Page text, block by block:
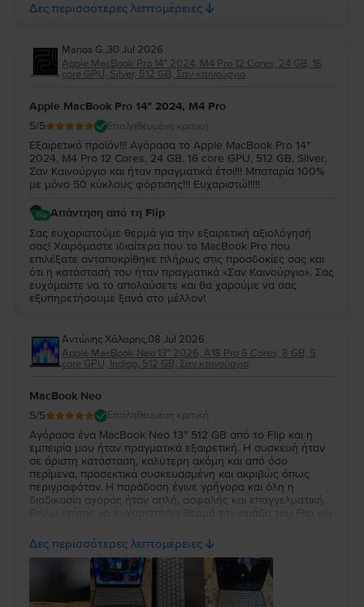
παράδοσης. Σας ευχαριστούμε για την εμπιστοσύνη σας και
ευχόμαστε να το χαρείτε!
Δες περισσότερες λεπτομέρειες
Manos G.,30 Jul 2026
Apple MacBook Pro 14″ 2024, M4 Pro 12 Cores, 24 GB, 16
core GPU, Silver, 512 GB, Σαν καινούργιο
Apple MacBook Pro 14″ 2024, M4 Pro
5/5 Επαληθευμένη κριτική
Εξαιρετικό προϊόν!!! Αγόρασα το Apple MacBook Pro 14″
2024, M4 Pro 12 Cores, 24 GB, 16 core GPU, 512 GB, Silver,
Σαν Καινούργιο και ήταν πραγματικά έτσι!!! Μπαταρία 100%
με μόνο 50 κύκλους φόρτισης!!! Ευχαριστώ!!!!!
Απάντηση από τη Flip
Σας ευχαριστούμε θερμά για την εξαιρετική αξιολόγησή
σας! Χαιρόμαστε ιδιαίτερα που το MacBook Pro που
επιλέξατε ανταποκρίθηκε πλήρως στις προσδοκίες σας και
ότι η κατάστασή του ήταν πραγματικά «Σαν Καινούργιο». Σας
ευχόμαστε να το απολαύσετε και θα χαρούμε να σας
εξυπηρετήσουμε ξανά στο μέλλον!
Αντώνης Χάλαρης,08 Jul 2026
Apple MacBook Neo 13″ 2026, A18 Pro 6 Cores, 8 GB, 5
core GPU, Indigo, 512 GB, Σαν καινούργιο
MacBook Neo
5/5 Επαληθευμένη κριτική
Αγόρασα ένα MacBook Neo 13” 512 GB από το Flip και η
εμπειρία μου ήταν πραγματικά εξαιρετική. Η συσκευή ήταν
σε άριστη κατάσταση, καλύτερη ακόμη και από όσο
περίμενα, προσεκτικά συσκευασμένη και ακριβώς όπως
περιγραφόταν. Η παράδοση έγινε γρήγορα και όλη η
διαδικασία αγοράς ήταν απλή, ασφαλής και επαγγελματική.
έδειξε. Είναι πολύ σημαντικό να νιώθεις ότι μια εταιρεία
στέκεται δίπλα στον πελάτη της και το Flip το απέδειξε στην
πράξη. Έμεινα τόσο ικανοποιημένος, ώστε περιμένω με
ανυπομονησία να βρεθεί ξανά το ίδιο MacBook Neo 13” 512
GB, γιατί σκοπεύω να αγοράσω ακόμη ένα. Είναι βέβαιο ότι
το Flip θα αποτελεί την πρώτη μου επιλογή και για τις
Δες περισσότερες λεπτομέρειες